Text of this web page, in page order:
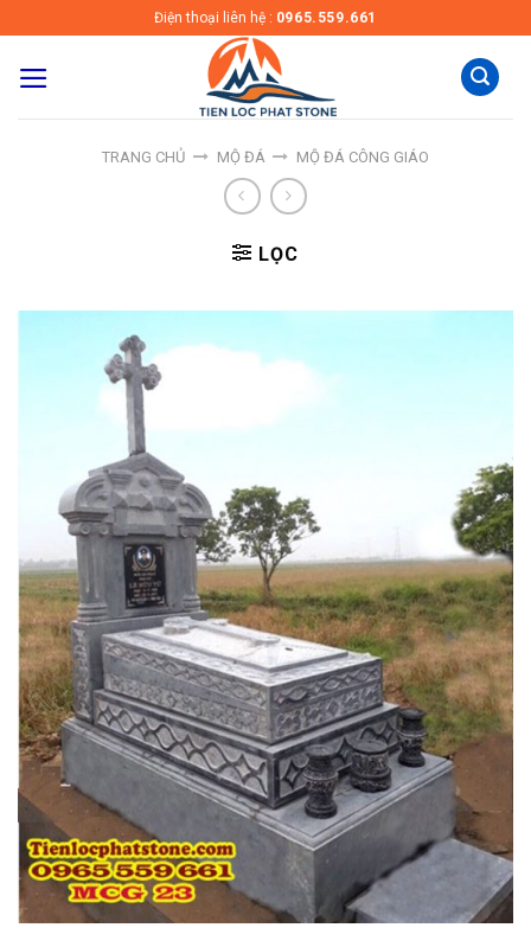
to
content
Điện thoại liên hệ : 0965.559.661
TRANG CHỦ MỘ ĐÁ MỘ ĐÁ CÔNG GIÁO
LỌC